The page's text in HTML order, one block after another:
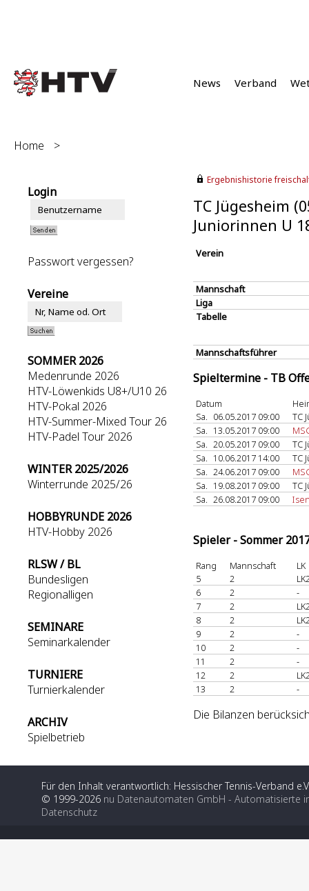
News Verband
Home >
Login
Passwort vergessen?
Vereine
SOMMER 2026
Medenrunde 2026
HTV-Löwenkids U8+/U10 26
HTV-Pokal 2026
HTV-Summer-Mixed Tour 26
HTV-Padel Tour 2026
WINTER 2025/2026
Winterrunde 2025/26
HOBBYRUNDE 2026
HTV-Hobby 2026
RLSW / BL
Bundesligen
Regionalligen
SEMINARE
Seminarkalender
TURNIERE
Turnierkalender
ARCHIV
Spielbetrieb
Ergebnishistorie
TC Jügesheim
Juniorinnen U
Verein
Mannschaft
Liga
Tabelle
Mannschaftsführer
Spieltermine - TB
Datum
Sa. 06.05.2017 09:00
TC
Sa. 13.05.2017 09:00
Sa. 20.05.2017 09:00
TC
Sa. 10.06.2017 14:00
TC
Sa. 24.06.2017 09:00
Sa. 19.08.2017 09:00
TC
Sa. 26.08.2017 09:00
Spieler - Sommer
Rang Mannschaft
LK
5
2
6
2
-
7
2
8
2
9
2
-
10
2
-
11
2
-
12
2
13
2 -
Die Bilanzen
Für den Inhalt verantwortlich: Hessischer Tennis-Verband
© 1999-2026 nu Datenautomaten GmbH - Automatisierte
Datenschutz